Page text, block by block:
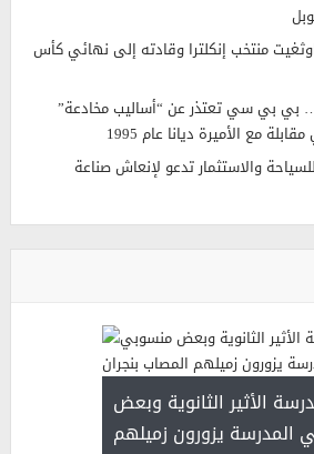
منتخب إنكلترا وقادته إلى نهائي كأس
… بي بي سي تعتذر عن “أساليب مخادعة”
مع الأميرة ديانا عام 1995
والاستثمار تدعو لإنعاش صناعة
الأثير الثانوية وبعض
المدرسة يزورون زميلهم